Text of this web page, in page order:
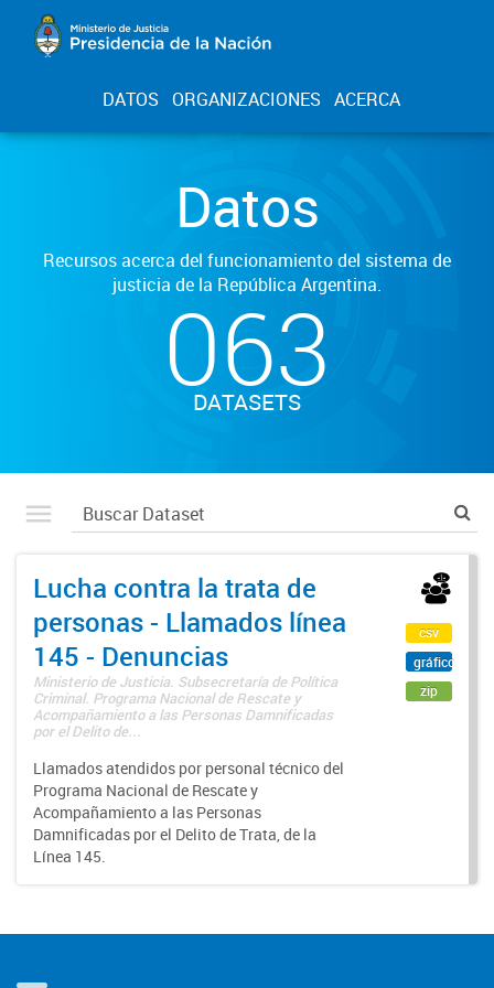
DATOS ORGANIZACIONES ACERCA
Datos
Recursos acerca del funcionamiento del sistema de
justicia de la República Argentina.
063
DATASETS
Lucha contra la trata de
personas - Llamados línea
145 - Denuncias
Ministerio de Justicia. Subsecretaría de Política
Criminal. Programa Nacional de Rescate y
Acompañamiento a las Personas Damnificadas
por el Delito de...
Llamados atendidos por personal técnico del
Programa Nacional de Rescate y
Acompañamiento a las Personas
Damnificadas por el Delito de Trata, de la
Línea 145.
csv
gráfico
zip